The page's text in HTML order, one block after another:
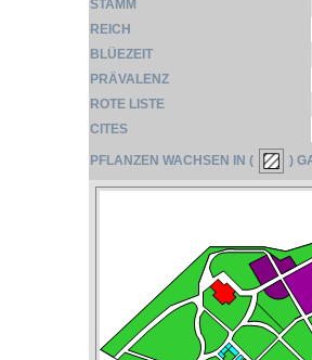
STAMM
REICH
BLÜEZEIT
PRÄVALENZ
ROTE LISTE
CITES
PFLANZEN WACHSEN IN ( )